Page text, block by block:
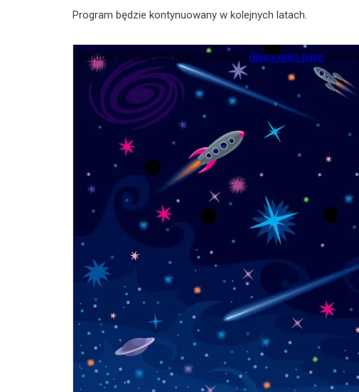
Program będzie kontynuowany w kolejnych latach.